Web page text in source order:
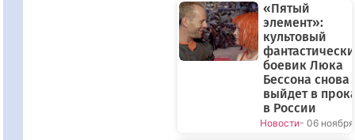
«Пятый
элемент»:
культовый
боевик Люка
Бессона снова
выйдет в
в России
Новости- 06 ноября